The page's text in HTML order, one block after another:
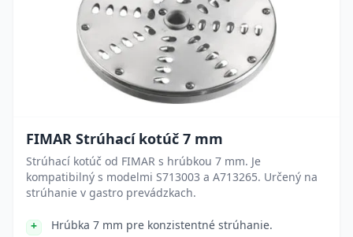
FIMAR Strúhací kotúč 7 mm
Strúhací kotúč od FIMAR s hrúbkou 7 mm. Je
kompatibilný s modelmi S713003 a A713265. Určený na
strúhanie v gastro prevádzkach.
Hrúbka 7 mm pre konzistentné strúhanie.